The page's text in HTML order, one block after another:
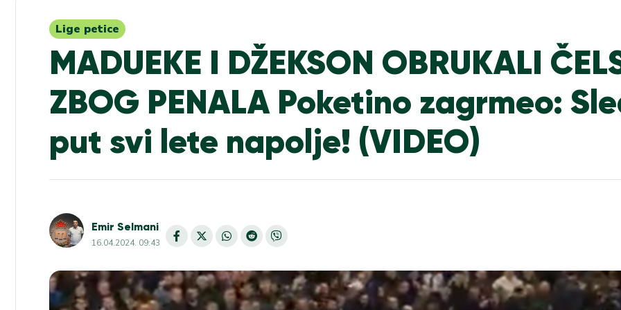
Lige petice
MADUEKE I DŽEKSON OBRUKALI
ZBOG PENALA Poketino zagrmeo:
put svi lete napolje! (VIDEO)
Emir Selmani
16.04.2024. 09:43